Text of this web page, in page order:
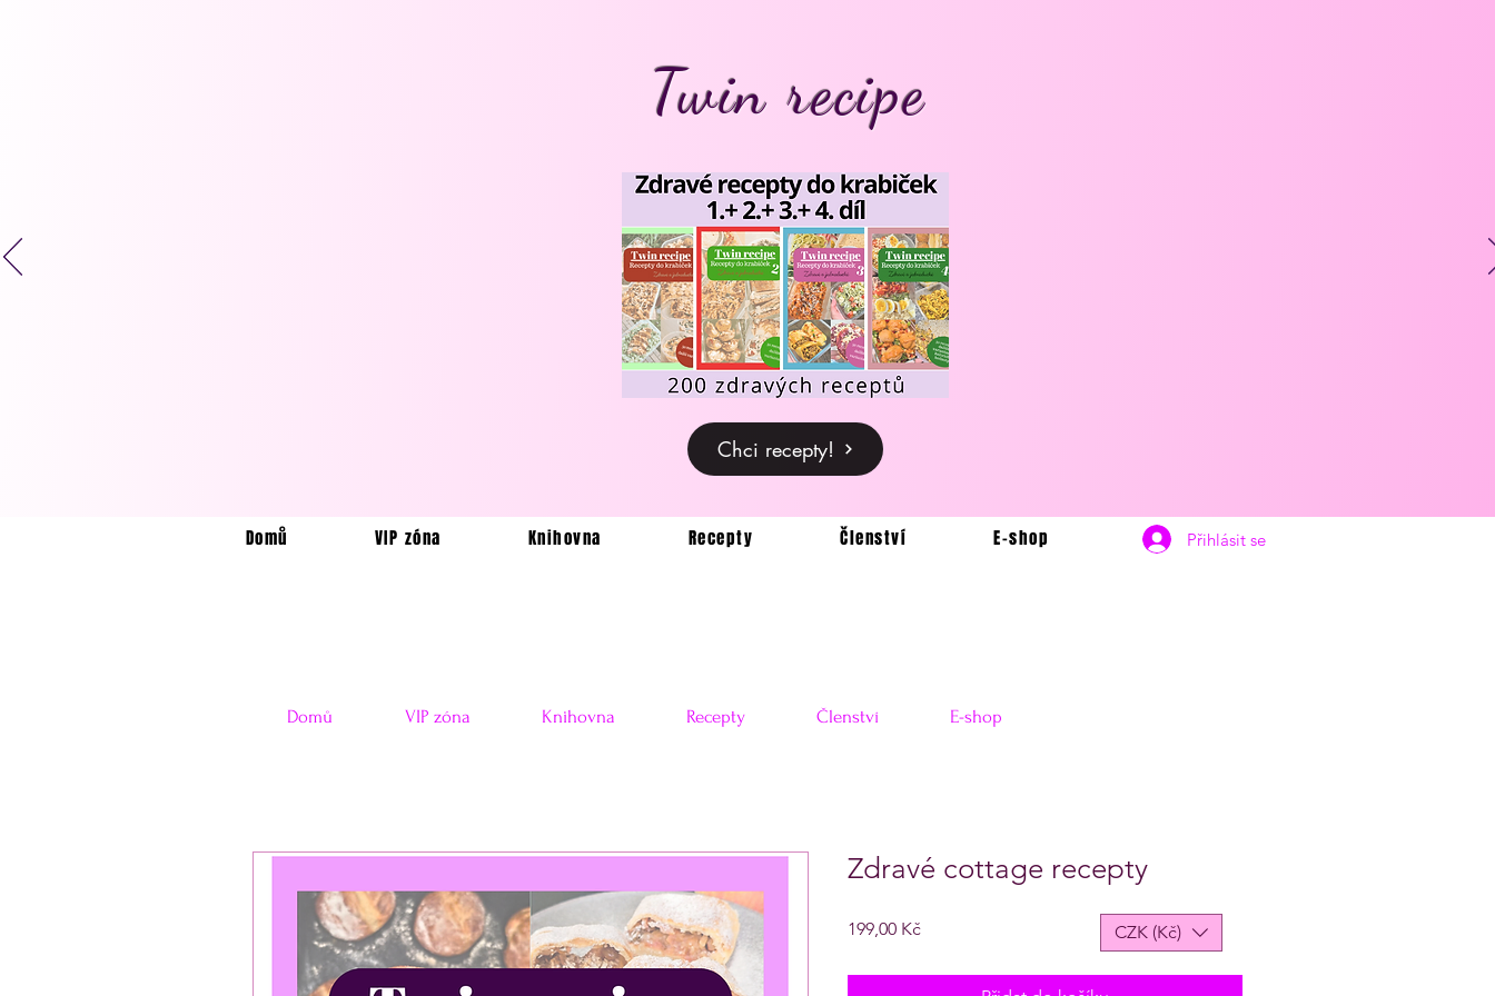
Twin recipe
Chci recepty!
Domů VIP zóna Knihovna Recepty Členství E-shop Přihlásit se
Zdravé cottage recepty
199,00 KčCena
Domů VIP zóna Knihovna Recepty Členství E-shop
CZK (Kč)